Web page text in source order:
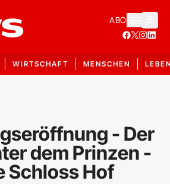
ABO
WIRTSCHAFT MENSCHEN
- Der
dem Prinzen -
Schloss Hof